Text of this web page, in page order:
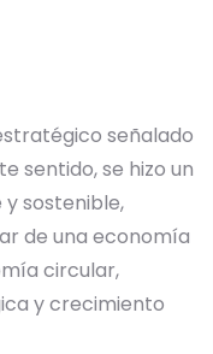
señalado
sentido, se hizo un
sostenible,
de una economía
circular,
y crecimiento